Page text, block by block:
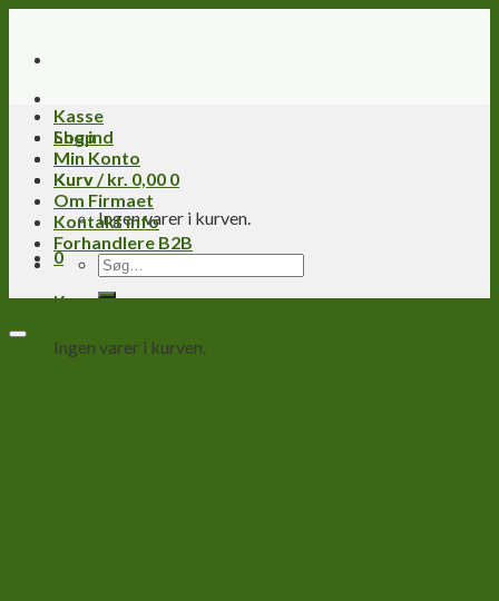
content
Log ind
Kurv /kr. 0,00 0
Ingen varer i kurven.
0
Kurv
Ingen varer i kurven.
Kasse
Shop
Min Konto
Kurv
Om Firmaet
Kontakt info
Forhandlere B2B
Søg
efter: